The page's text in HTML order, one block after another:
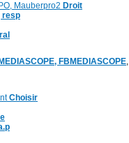
Mauberpro2 Droit
resp
FBMEDIASCOPE
Choisir